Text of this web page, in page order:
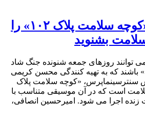
روزهای جمعه‌؛ «کوچه سلامت پلاک ۱۰۲» را
بشنوید
توانند روزهای جمعه شنونده جنگ شاد
«کوچه سلامت پلاک ۱۰۲» باشند که به تهیه کنندگی محسن کریمی
«کوچه سلامت پلاک
سلامت است که در آن موسیقی متناسب با
زنده اجرا می شود. امیرحسین انصافی،